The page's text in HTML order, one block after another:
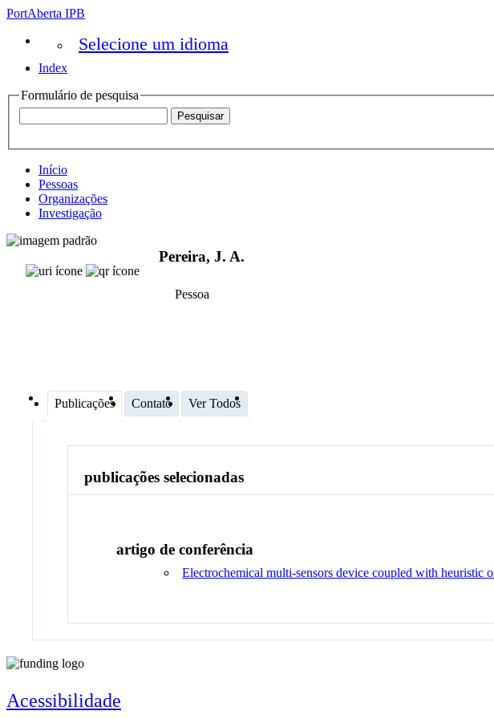
PortAberta IPB
Selecione um idioma
Index
Formulário de pesquisa
Início
Pessoas
Organizações
Investigação
Pereira, J. A.
Pessoa
Publicações Contato Ver Todos
publicações selecionadas
artigo de conferência
Electrochemical multi-sensors device coupled with
Acessibilidade